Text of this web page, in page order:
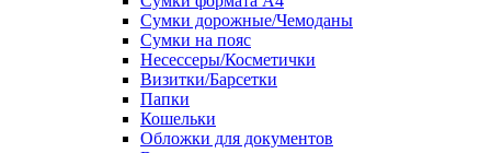
Сумки дорожные/Чемоданы
Сумки на пояс
Несессеры/Косметички
Визитки/Барсетки
Папки
Кошельки
Обложки для документов